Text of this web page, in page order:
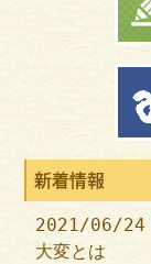
新着情報
2021/06/24
大変とは